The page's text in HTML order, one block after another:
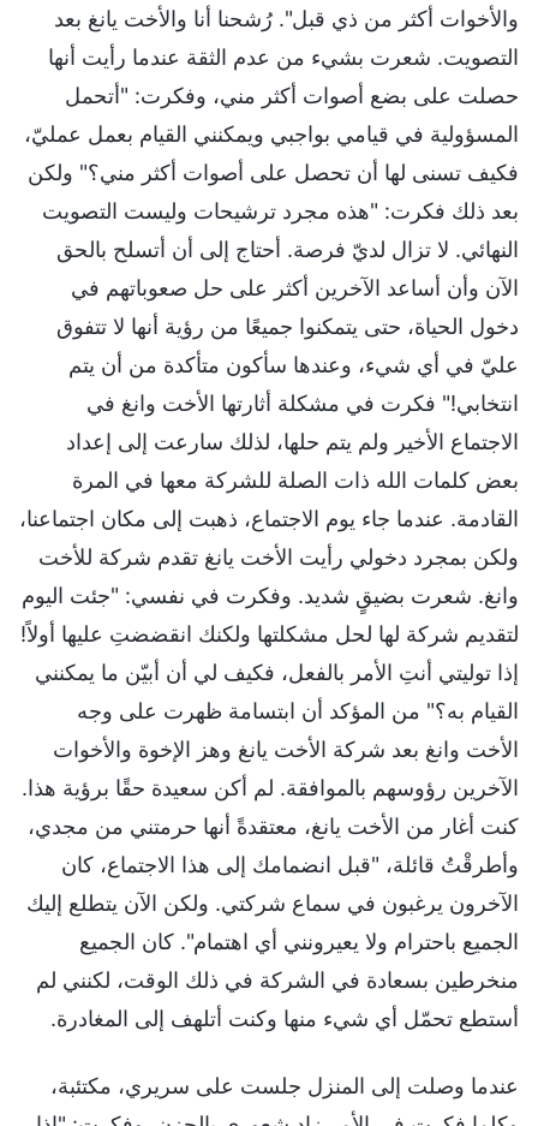
والأخوات أكثر من ذي قبل". رُشحنا أنا والأخت يانغ بعد
التصويت. شعرت بشيء من عدم الثقة عندما رأيت أنها
حصلت على بضع أصوات أكثر مني، وفكرت: "أتحمل
المسؤولية في قيامي بواجبي ويمكنني القيام بعمل عمليّ،
فكيف تسنى لها أن تحصل على أصوات أكثر مني؟" ولكن
بعد ذلك فكرت: "هذه مجرد ترشيحات وليست التصويت
النهائي. لا تزال لديّ فرصة. أحتاج إلى أن أتسلح بالحق
الآن وأن أساعد الآخرين أكثر على حل صعوباتهم في
دخول الحياة، حتى يتمكنوا جميعًا من رؤية أنها لا تتفوق
عليّ في أي شيء، وعندها سأكون متأكدة من أن يتم
انتخابي!" فكرت في مشكلة أثارتها الأخت وانغ في
الاجتماع الأخير ولم يتم حلها، لذلك سارعت إلى إعداد
بعض كلمات الله ذات الصلة للشركة معها في المرة
القادمة. عندما جاء يوم الاجتماع، ذهبت إلى مكان اجتماعنا،
ولكن بمجرد دخولي رأيت الأخت يانغ تقدم شركة للأخت
وانغ. شعرت بضيقٍ شديد. وفكرت في نفسي: "جئت اليوم
لتقديم شركة لها لحل مشكلتها ولكنك انقضضتِ عليها أولاً!
إذا توليتي أنتِ الأمر بالفعل، فكيف لي أن أبيّن ما يمكنني
القيام به؟" من المؤكد أن ابتسامة ظهرت على وجه
الأخت وانغ بعد شركة الأخت يانغ وهز الإخوة والأخوات
الآخرين رؤوسهم بالموافقة. لم أكن سعيدة حقًا برؤية هذا.
كنت أغار من الأخت يانغ، معتقدةً أنها حرمتني من مجدي،
وأطرقْتُ قائلة، "قبل انضمامك إلى هذا الاجتماع، كان
الآخرون يرغبون في سماع شركتي. ولكن الآن يتطلع إليك
الجميع باحترام ولا يعيرونني أي اهتمام". كان الجميع
منخرطين بسعادة في الشركة في ذلك الوقت، لكنني لم
أستطع تحمّل أي شيء منها وكنت أتلهف إلى المغادرة.
عندما وصلت إلى المنزل جلست على سريري، مكتئبة،